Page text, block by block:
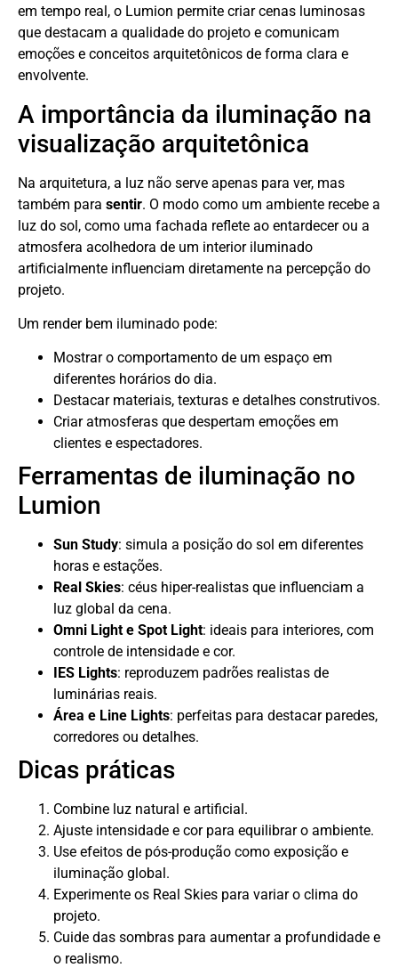
em tempo real, o Lumion permite criar cenas luminosas
que destacam a qualidade do projeto e comunicam
emoções e conceitos arquitetônicos de forma clara e
envolvente.
A importância da iluminação na
visualização arquitetônica
Na arquitetura, a luz não serve apenas para ver, mas
também para sentir. O modo como um ambiente recebe a
luz do sol, como uma fachada reflete ao entardecer ou a
atmosfera acolhedora de um interior iluminado
artificialmente influenciam diretamente na percepção do
projeto.
Um render bem iluminado pode:
Mostrar o comportamento de um espaço em
diferentes horários do dia.
Destacar materiais, texturas e detalhes construtivos.
Criar atmosferas que despertam emoções em
clientes e espectadores.
Ferramentas de iluminação no
Lumion
Sun Study: simula a posição do sol em diferentes
horas e estações.
Real Skies: céus hiper-realistas que influenciam a
luz global da cena.
Omni Light e Spot Light: ideais para interiores, com
controle de intensidade e cor.
IES Lights: reproduzem padrões realistas de
luminárias reais.
Área e Line Lights: perfeitas para destacar paredes,
corredores ou detalhes.
Dicas práticas
Combine luz natural e artificial.
Ajuste intensidade e cor para equilibrar o ambiente.
Use efeitos de pós-produção como exposição e
iluminação global.
Experimente os Real Skies para variar o clima do
projeto.
Cuide das sombras para aumentar a profundidade e
o realismo.